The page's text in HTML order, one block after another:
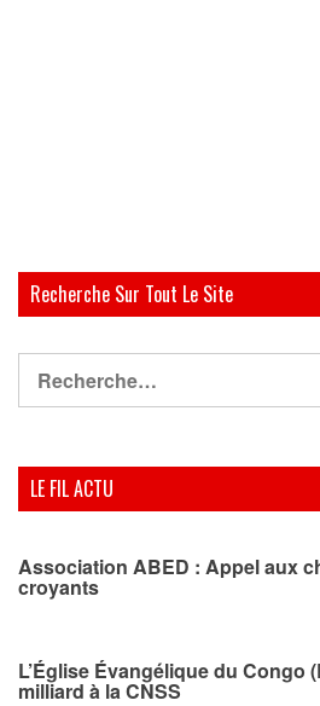
Recherche Sur Tout Le Site
LE FIL ACTU
Association ABED : Appel aux
croyants
L’Église Évangélique du Congo
milliard à la CNSS